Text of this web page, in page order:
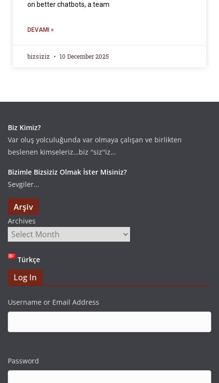
on better chatbots, a team
DEVAMI »
bizsiziz 10 December 2025
Biz Kimiz?
Var oluş yolculuğunda var olmaya çalışan ve birlikten
beslenen kimseleriz…biz ''siz''iz…
Bizimle Bizsiziz Olmak İster Misiniz?
Sevgiler…
Arşiv
Archives
Türkçe
Log In
Username or Email Address
Password